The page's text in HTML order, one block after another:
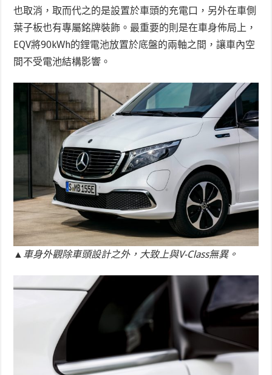
也取消，取而代之的是設置於車頭的充電口，另外在車側
葉子板也有專屬銘牌裝飾。最重要的則是在車身佈局上，
EQV將90kWh的鋰電池放置於底盤的兩軸之間，讓車內空
間不受電池結構影響。
▲車身外觀除車頭設計之外，大致上與V-Class無異。